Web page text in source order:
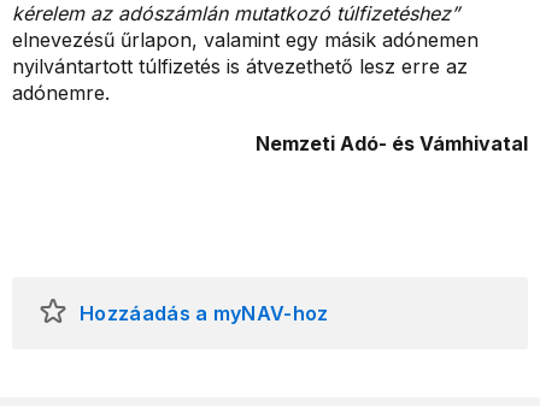
kérelem az adószámlán mutatkozó túlfizetéshez”
elnevezésű űrlapon, valamint egy másik adónemen
nyilvántartott túlfizetés is átvezethető lesz erre az
adónemre.
Nemzeti Adó- és Vámhivatal
Hozzáadás a myNAV-hoz